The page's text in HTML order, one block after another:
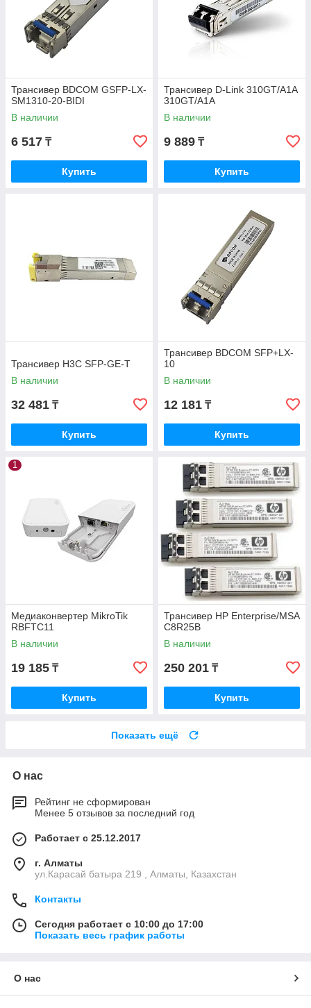
Трансивер BDCOM GSFP-LX-
SM1310-20-BIDI
В наличии
6 517 ₸
Купить
Трансивер D-Link 310GT/A1A
310GT/A1A
В наличии
9 889 ₸
Купить
Трансивер H3C SFP-GE-T
В наличии
32 481 ₸
Купить
Трансивер BDCOM SFP+LX-
10
В наличии
12 181 ₸
Купить
1
Медиаконвертер MikroTik
RBFTC11
В наличии
19 185 ₸
Купить
Трансивер HP Enterprise/MSA
C8R25B
В наличии
250 201 ₸
Купить
Показать ещё
О нас
Рейтинг не сформирован
Менее 5 отзывов за последний год
Работает с 25.12.2017
г. Алматы
ул.Карасай батыра 219 , Алматы, Казахстан
Контакты
Сегодня работает с 10:00 до 17:00
Показать весь график работы
О нас